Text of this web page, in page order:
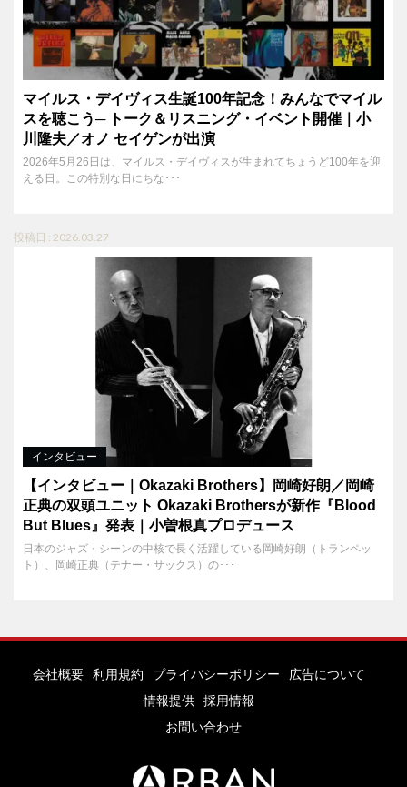
マイルス・デイヴィス生誕100年記念！みんなでマイル
スを聴こう─ トーク＆リスニング・イベント開催｜小
川隆夫／オノ セイゲンが出演
2026年5月26日は、マイルス・デイヴィスが生まれてちょうど100年を迎
える日。この特別な日にちな･･･
投稿日 : 2026.03.27
インタビュー
【インタビュー｜Okazaki Brothers】岡崎好朗／岡崎
正典の双頭ユニット Okazaki Brothersが新作『Blood
But Blues』発表｜小曽根真プロデュース
日本のジャズ・シーンの中核で長く活躍している岡崎好朗（トランペッ
ト）、岡崎正典（テナー・サックス）の･･･
会社概要 利用規約 プライバシーポリシー
広告について
情報提供
採用情報
お問い合わせ